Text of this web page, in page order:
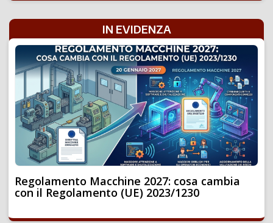
IN EVIDENZA
Regolamento Macchine 2027: cosa cambia
con il Regolamento (UE) 2023/1230